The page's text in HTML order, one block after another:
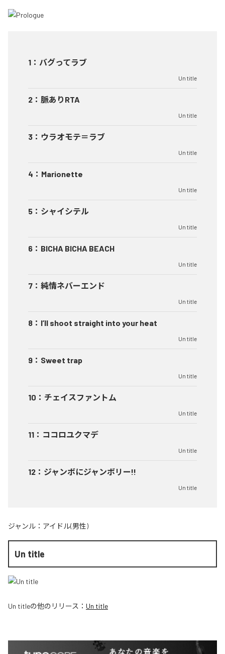
1 ： バグってラブ
Un title
2 ： 脈ありRTA
Un title
3 ： ウラオモテ＝ラブ
Un title
4 ： Marionette
Un title
5 ： シャイシテル
Un title
6 ： BICHA BICHA BEACH
Un title
7 ： 純情ネバーエンド
Un title
8 ： I’ll shoot straight into your heat
Un title
9 ： Sweet trap
Un title
10 ： チェイスファントム
Un title
11 ： ココロユクマデ
Un title
12 ： ジャンボにジャンボリー!!
Un title
ジャンル： アイドル(男性)
Un title
Un titleの他のリリース： Un title